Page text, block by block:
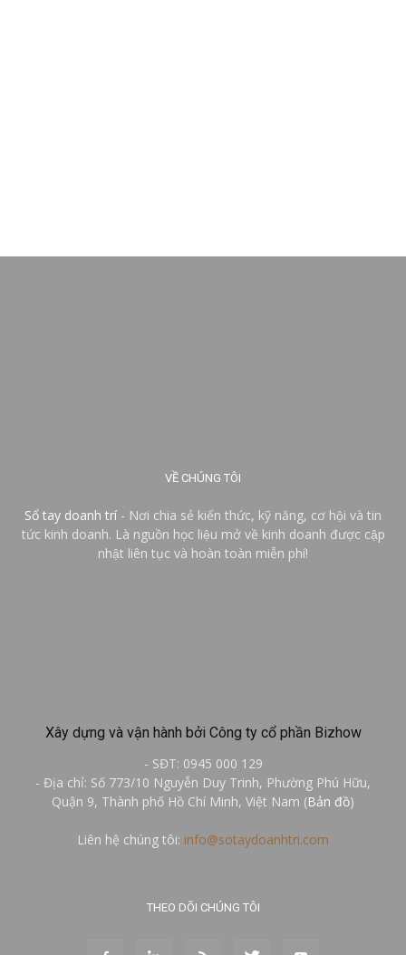
VỀ CHÚNG TÔI
Sổ tay doanh trí - Nơi chia sẻ kiến thức, kỹ năng, cơ hội và tin
tức kinh doanh. Là nguồn học liệu mở về kinh doanh được cập
nhật liên tục và hoàn toàn miễn phí!
Xây dựng và vận hành bởi Công ty cổ phần Bizhow
- SĐT: 0945 000 129
- Địa chỉ: Số 773/10 Nguyễn Duy Trinh, Phường Phú Hữu,
Quận 9, Thành phố Hồ Chí Minh, Việt Nam (Bản đồ)
Liên hệ chúng tôi: info@sotaydoanhtri.com
THEO DÕI CHÚNG TÔI